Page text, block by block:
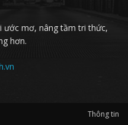
ước mơ, nâng tầm tri thức,
hơn.
Thông tin